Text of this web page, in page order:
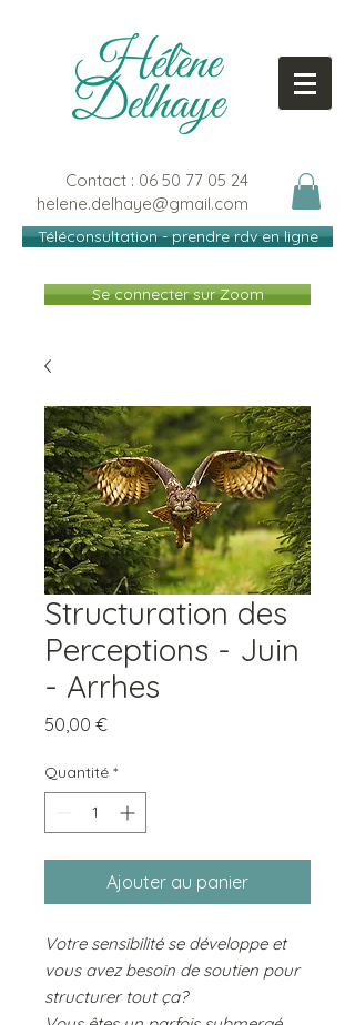
Contact : 06 50 77 05 24
helene.delhaye@gmail.com
Téléconsultation - prendre rdv en ligne
Se connecter sur Zoom
Structuration des
Perceptions - Juin
- Arrhes
50,00 €Prix
Quantité *
Ajouter au panier
Votre sensibilité se développe et
vous avez besoin de soutien pour
structurer tout ça?